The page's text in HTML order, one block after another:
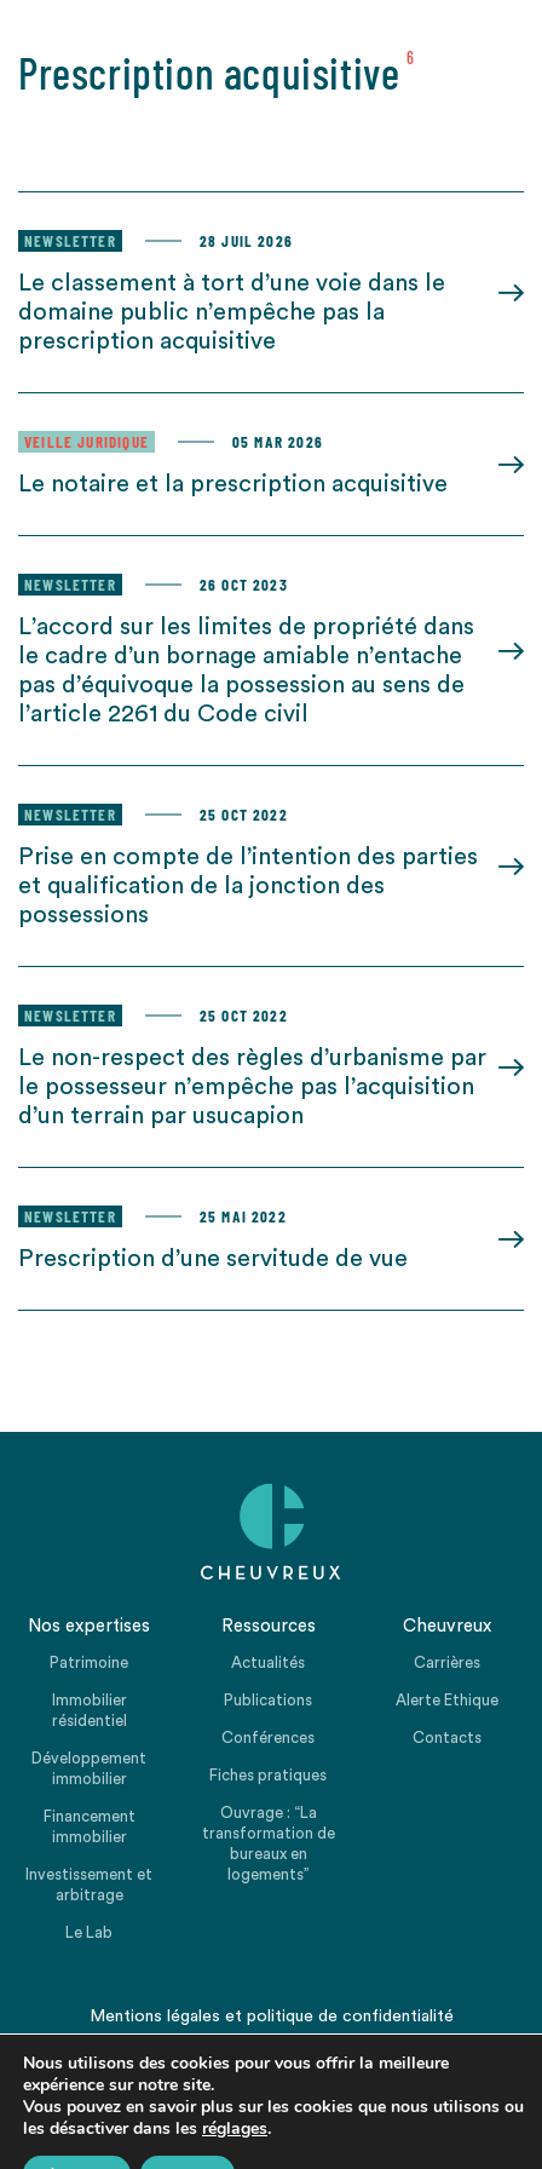
Prescription acquisitive 6
NEWSLETTER 28 JUIL 2026
Le classement à tort d’une voie dans le
domaine public n’empêche pas la
prescription acquisitive
VEILLE JURIDIQUE 05 MAR 2026
Le notaire et la prescription acquisitive
NEWSLETTER 26 OCT 2023
L’accord sur les limites de propriété dans
le cadre d’un bornage amiable n’entache
pas d’équivoque la possession au sens de
l’article 2261 du Code civil
NEWSLETTER 25 OCT 2022
Prise en compte de l’intention des parties
et qualification de la jonction des
possessions
NEWSLETTER 25 OCT 2022
Le non-respect des règles d’urbanisme par
le possesseur n’empêche pas l’acquisition
d’un terrain par usucapion
NEWSLETTER 25 MAI 2022
Prescription d’une servitude de vue
Nos expertises
Patrimoine
Immobilier
résidentiel
Développement
immobilier
Financement
immobilier
Investissement et
arbitrage
Le Lab
Ressources
Actualités
Publications
Conférences
Fiches pratiques
Ouvrage : “La
transformation de
bureaux en
logements”
Cheuvreux
Carrières
Alerte Ethique
Contacts
Mentions légales et politique de confidentialité
Nous utilisons des cookies pour vous offrir la meilleure
expérience sur notre site.
Vous pouvez en savoir plus sur les cookies que nous utilisons ou
les désactiver dans les réglages.